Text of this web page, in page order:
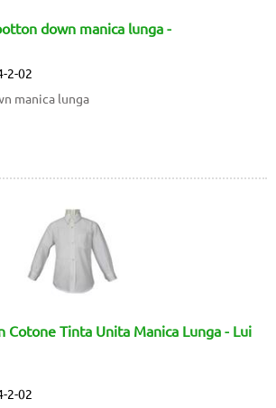
down manica lunga -
2-02
manica lunga
Cotone Tinta Unita Manica Lunga - Lui
2-02